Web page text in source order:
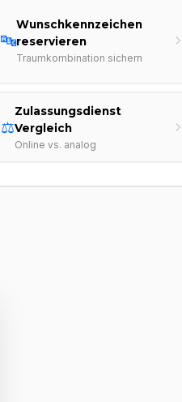
🔤
Wunschkennzeichen
reservieren
Traumkombination sichern
⚖️
Zulassungsdienst
Vergleich
Online vs. analog